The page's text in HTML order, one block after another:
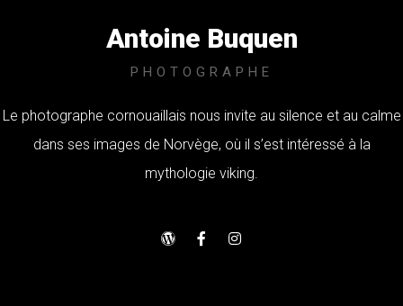
Antoine Buquen
PHOTOGRAPHE
Le photographe cornouaillais nous invite au silence et au calme
dans ses images de Norvège, où il s’est intéressé à la
mythologie viking.